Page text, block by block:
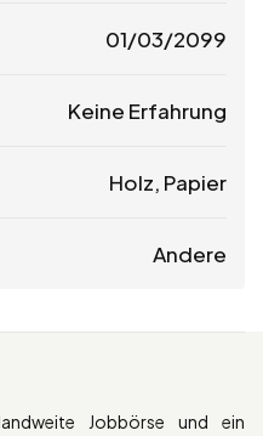
01/03/2099
Keine Erfahrung
Holz, Papier
Andere
Jobbörse und ein